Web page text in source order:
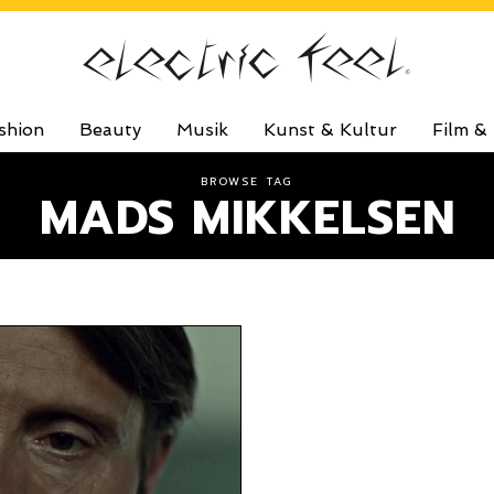
Beauty Musik Kunst & Kultur Film &
BROWSE TAG
MADS MIKKELSEN